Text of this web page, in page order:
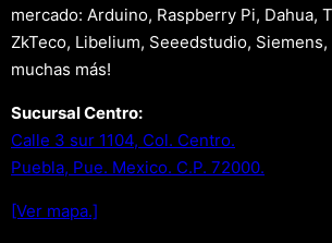
mercado: Arduino, Raspberry Pi, Dahua,
ZkTeco, Libelium, Seeedstudio, Siemens,
muchas más!
Sucursal Centro:
Calle 3 sur 1104, Col. Centro.
Puebla, Pue. Mexico. C.P. 72000.
[Ver mapa.]